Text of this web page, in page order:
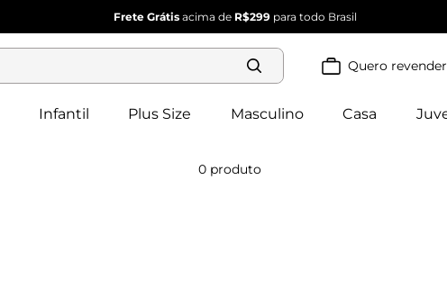
Frete Grátis acima de R$299 para todo Brasil
Quero revender
Infantil Plus Size Masculino Casa
0 produto
Termos mais
buscados
vestido
vestido